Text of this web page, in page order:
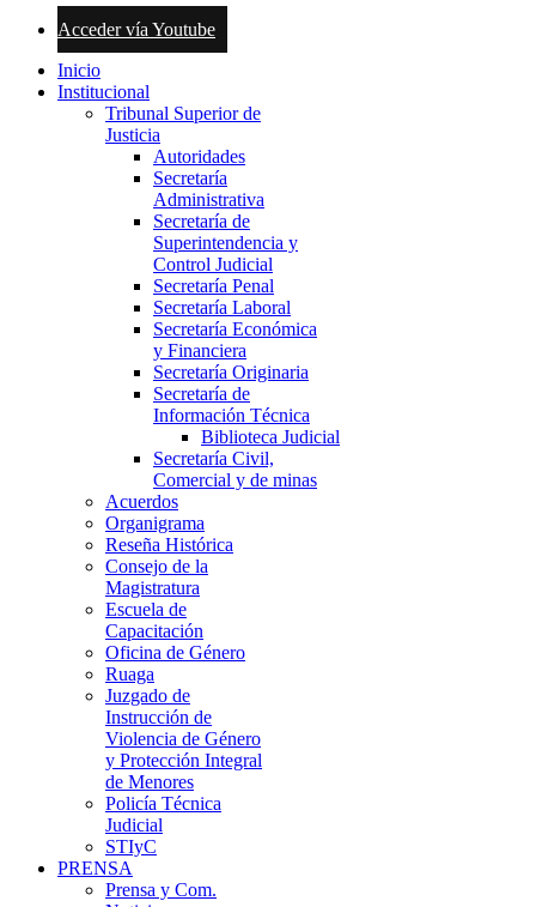
Acceder vía Youtube
Inicio
Institucional
Tribunal Superior de
Justicia
Autoridades
Secretaría
Administrativa
Secretaría de
Superintendencia y
Control Judicial
Secretaría Penal
Secretaría Laboral
Secretaría Económica
y Financiera
Secretaría Originaria
Secretaría de
Información Técnica
Biblioteca Judicial
Secretaría Civil,
Comercial y de minas
Acuerdos
Organigrama
Reseña Histórica
Consejo de la
Magistratura
Escuela de
Capacitación
Oficina de Género
Ruaga
Juzgado de
Instrucción de
Violencia de Género
y Protección Integral
de Menores
Policía Técnica
Judicial
STIyC
PRENSA
Prensa y Com.